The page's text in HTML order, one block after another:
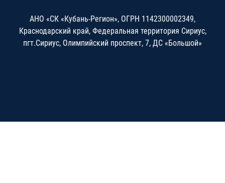
АНО «СК «Кубань-Регион», ОГРН 1142300002349,
Краснодарский край, Федеральная территория Сириус,
пгт.Сириус, Олимпийский проспект, 7, ДС «Большой»